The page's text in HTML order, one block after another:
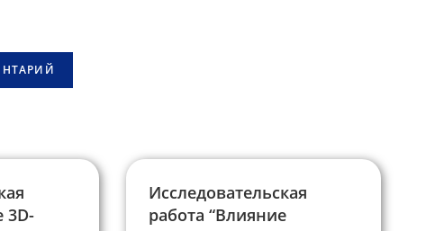
3D-
Исследовательская
работа “Влияние